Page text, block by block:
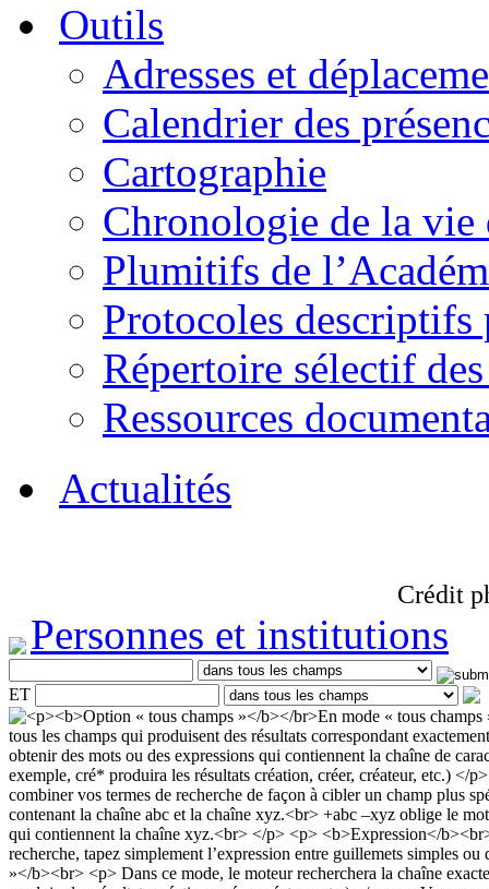
Outils
Adresses et
Calendrier des
Cartographie
Chronologie de la vie
Plumitifs de
Protocoles descriptifs
Répertoire sélectif
Ressources
Actualités
Crédit
Personnes et institutions
ET